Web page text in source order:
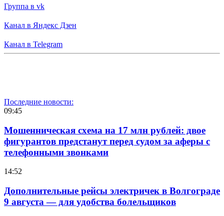
Группа в vk
Канал в Яндекс Дзен
Канал в Telegram
Последние новости:
09:45
Мошенническая схема на 17 млн рублей: двое
фигурантов предстанут перед судом за аферы с
телефонными звонками
14:52
Дополнительные рейсы электричек в Волгограде
9 августа — для удобства болельщиков